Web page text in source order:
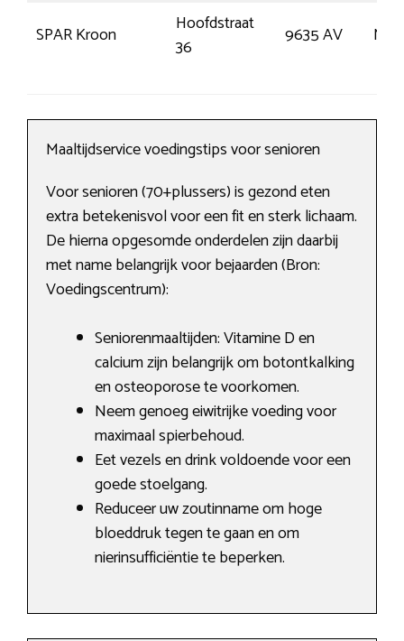
SPAR Kroon
Hoofdstraat
36
9635 AV
Maaltijdservice voedingstips voor senioren
Voor senioren (70+plussers) is gezond eten
extra betekenisvol voor een fit en sterk lichaam.
De hierna opgesomde onderdelen zijn daarbij
met name belangrijk voor bejaarden (Bron:
Voedingscentrum):
Seniorenmaaltijden: Vitamine D en
calcium zijn belangrijk om botontkalking
en osteoporose te voorkomen.
Neem genoeg eiwitrijke voeding voor
maximaal spierbehoud.
Eet vezels en drink voldoende voor een
goede stoelgang.
Reduceer uw zoutinname om hoge
bloeddruk tegen te gaan en om
nierinsufficiëntie te beperken.